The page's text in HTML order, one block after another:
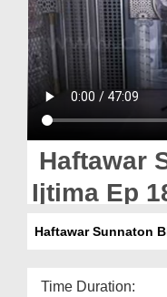
Rohani Ilaj
Donation
Magazine
Haftawar
Ijtima Ep
Haftawar Sunnaton
Time Duration: